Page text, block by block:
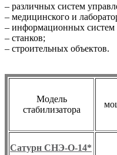
– различных систем
– медицинского и
– информационных систем
– станков;
– строительных объектов.
Модель
стабилизатора
Сатурн СНЭ-О-14*